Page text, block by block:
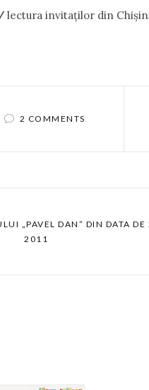
lectura invitaţilor din
2 COMMENTS
„PAVEL DAN” DIN DATA
2011